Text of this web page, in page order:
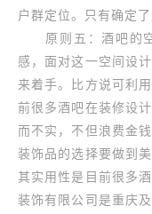
户群定位。只有确定
原则五：酒吧的空
感，面对这一空间设
来着手。比方说可利
前很多酒吧在装修设
而不实，不但浪费金
装饰品的选择要做到
其实用性是目前很多
装饰有限公司是重庆